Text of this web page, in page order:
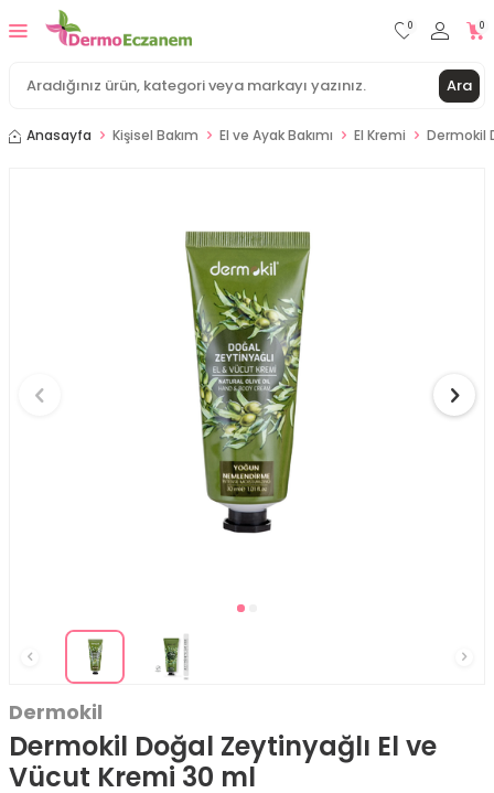
Ara
0 0
Anasayfa Kişisel Bakım El ve Ayak Bakımı El Kremi Dermokil
Dermokil
Dermokil Doğal Zeytinyağlı El ve
Vücut Kremi 30 ml